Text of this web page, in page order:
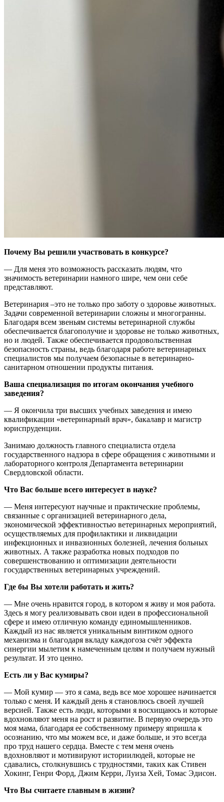
Почему Вы решили участвовать в конкурсе?
— Для меня это возможность рассказать людям, что
значимость ветеринарии намного шире, чем они себе
представляют.
Ветеринария –это не только про заботу о здоровье животных.
Задачи современной ветеринарии сложны и многогранны.
Благодаря всем звеньям системы ветеринарной службы
обеспечивается благополучие и здоровье не только животных,
но и людей. Также обеспечивается продовольственная
безопасность страны, ведь благодаря работе ветеринарных
специалистов мы получаем безопасные в ветеринарно-
санитарном отношении продукты питания.
Ваша специализация по итогам окончания учебного
заведения?
— Я окончила три высших учебных заведения и имею
квалификации «ветеринарный врач», бакалавр и магистр
юриспруденции.
Занимаю должность главного специалиста отдела
государственного надзора в сфере обращения с животными и
лабораторного контроля Департамента ветеринарии
Свердловской области.
Что Вас больше всего интересует в науке?
— Меня интересуют научные и практические проблемы,
связанные с организацией ветеринарного дела,
экономической эффективностью ветеринарных мероприятий,
осуществляемых для профилактики и ликвидации
инфекционных и инвазионных болезней, лечения больных
животных. А также разработка новых подходов по
совершенствованию и оптимизации деятельности
государственных ветеринарных учреждений.
Где бы Вы хотели работать и жить?
— Мне очень нравится город, в котором я живу и моя работа.
Здесь я могу реализовывать свои идеи в профессиональной
сфере и имею отличную команду единомышленников.
Каждый из нас является уникальным винтиком одного
механизма и благодаря вкладу каждогоза счёт эффекта
синергии мылетим к намеченным целям и получаем нужный
результат. И это ценно.
Есть ли у Вас кумиры?
— Мой кумир — это я сама, ведь все мое хорошее начинается
только с меня. И каждый день я становлюсь своей лучшей
версией. Также есть люди, которыми я восхищаюсь и которые
вдохновляют меня на рост и развитие. В первую очередь это
моя мама, благодаря ее собственному примеру япришла к
осознанию, что мы можем все, и даже больше, и это всегда
про труд нашего сердца. Вместе с тем меня очень
вдохновляют и мотивируют историилюдей, которые не
сдавались, столкнувшись с трудностями, таких как Стивен
Хокинг, Генри Форд, Джим Керри, Луиза Хей, Томас Эдисон.
Что Вы считаете главным в жизни?